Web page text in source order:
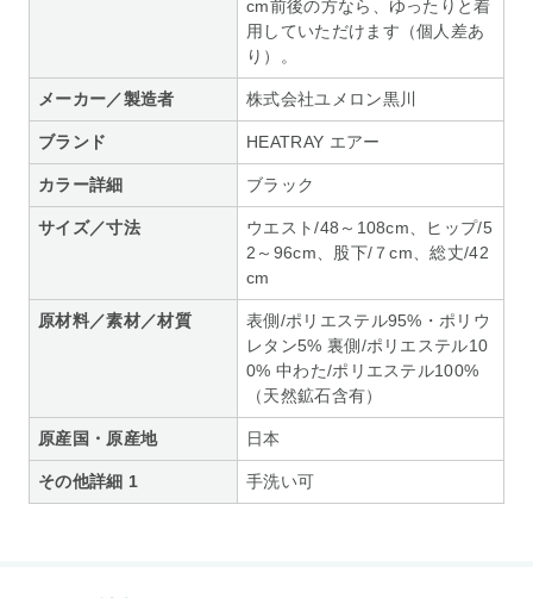
cm前後の方なら、ゆったりと着
用していただけます（個人差あ
り）。
メーカー／製造者 株式会社ユメロン黒川
ブランド HEATRAY エアー
カラー詳細 ブラック
サイズ／寸法
ウエスト/48～108cm、ヒップ/5
2～96cm、股下/７cm、総丈/42
cm
原材料／素材／材質
表側/ポリエステル95%・ポリウ
レタン5% 裏側/ポリエステル10
0% 中わた/ポリエステル100%
（天然鉱石含有）
原産国・原産地 日本
その他詳細 1 手洗い可